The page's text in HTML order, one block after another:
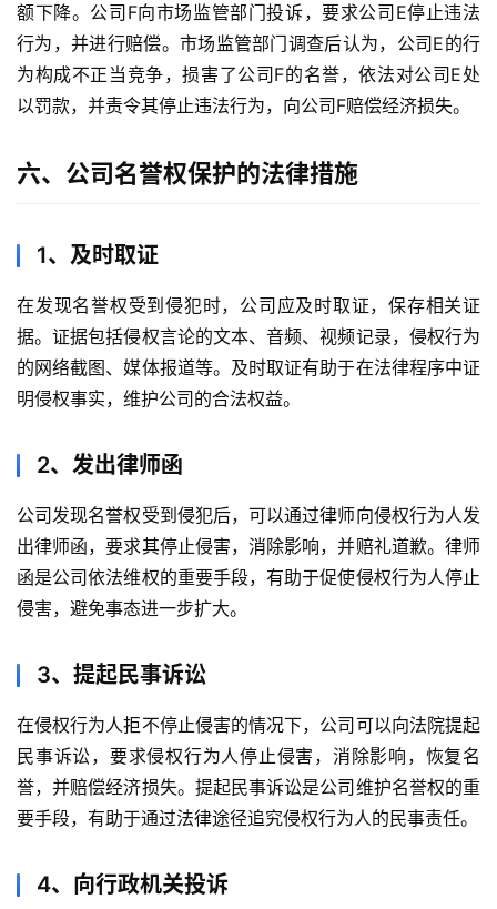
额下降。公司F向市场监管部门投诉，要求公司E停止违法
行为，并进行赔偿。市场监管部门调查后认为，公司E的行
为构成不正当竞争，损害了公司F的名誉，依法对公司E处
以罚款，并责令其停止违法行为，向公司F赔偿经济损失。
六、公司名誉权保护的法律措施
1、及时取证
在发现名誉权受到侵犯时，公司应及时取证，保存相关证
据。证据包括侵权言论的文本、音频、视频记录，侵权行为
的网络截图、媒体报道等。及时取证有助于在法律程序中证
明侵权事实，维护公司的合法权益。
2、发出律师函
公司发现名誉权受到侵犯后，可以通过律师向侵权行为人发
出律师函，要求其停止侵害，消除影响，并赔礼道歉。律师
函是公司依法维权的重要手段，有助于促使侵权行为人停止
侵害，避免事态进一步扩大。
3、提起民事诉讼
在侵权行为人拒不停止侵害的情况下，公司可以向法院提起
民事诉讼，要求侵权行为人停止侵害，消除影响，恢复名
誉，并赔偿经济损失。提起民事诉讼是公司维护名誉权的重
要手段，有助于通过法律途径追究侵权行为人的民事责任。
4、向行政机关投诉